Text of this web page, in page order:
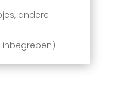
andere
inbegrepen)